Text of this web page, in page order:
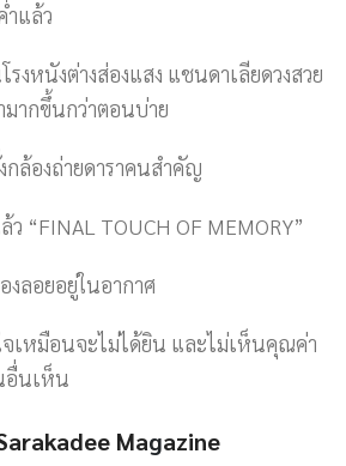
ำแล้ว
งหนังต่างส่องแสง แชนดาเลียดวงสวย
ากขึ้นกว่าตอนบ่าย
ล้องถ่ายดาราคนสำคัญ
“FINAL TOUCH OF MEMORY”
งลอยอยู่ในอากาศ
เหมือนจะไม่ได้ยิน และไม่เห็นคุณค่า
อื่นเห็น
Magazine